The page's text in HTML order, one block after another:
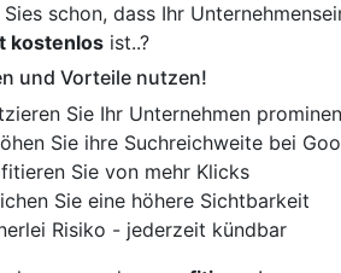
andere relevante Informationen
erweitern wir Ihren
Wettbewerbern abheben.
Sies schon, dass Ihr
kostenlos ist..?
und Vorteile nutzen!
Sie Ihr Unternehmen
Sie ihre Suchreichweite bei
Sie von mehr Klicks
Sie eine höhere Sichtbarkeit
Risiko - jederzeit kündbar